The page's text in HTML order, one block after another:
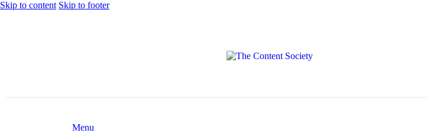
Skip to content Skip to footer
Menu